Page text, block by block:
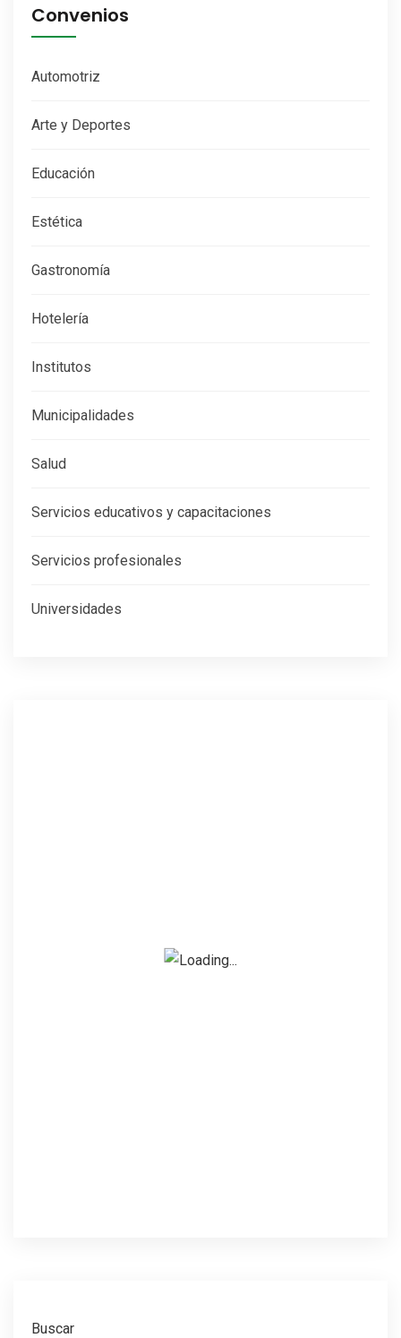
Convenios
Automotriz
Arte y Deportes
Educación
Estética
Gastronomía
Hotelería
Institutos
Municipalidades
Salud
Servicios educativos y capacitaciones
Servicios profesionales
Universidades
Buscar